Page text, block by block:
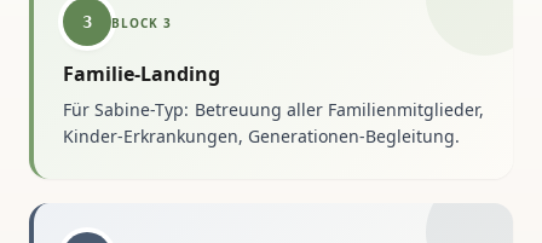
3 BLOCK 3
Familie-Landing
Für Sabine-Typ: Betreuung aller Familienmitglieder,
Kinder-Erkrankungen, Generationen-Begleitung.